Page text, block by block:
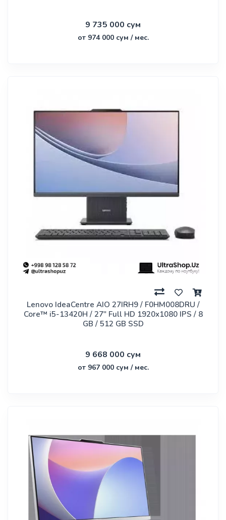
9 735 000 сум
от 974 000 сум / мес.
Lenovo IdeaCentre AIO 27IRH9 / F0HM008DRU /
Core™ i5-13420H / 27" Full HD 1920x1080 IPS / 8
GB / 512 GB SSD
9 668 000 сум
от 967 000 сум / мес.